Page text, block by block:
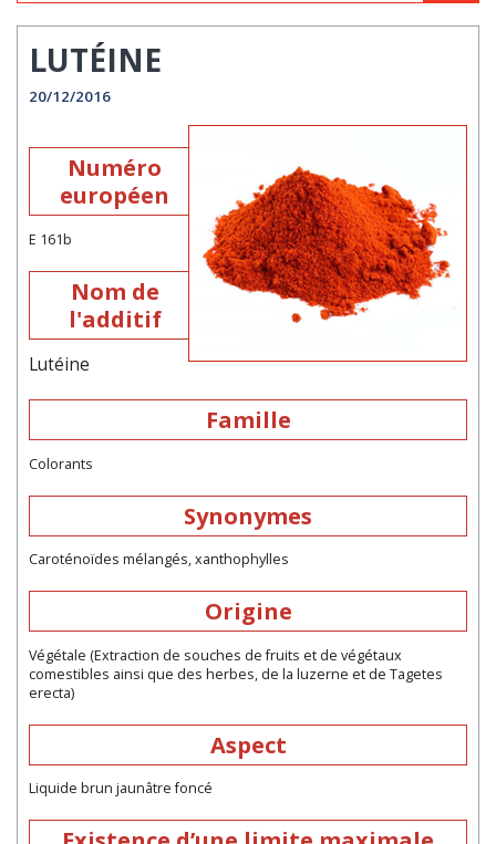
LUTÉINE
20/12/2016
Numéro
européen
E 161b
Nom de
l'additif
Lutéine
Famille
Colorants
Synonymes
Caroténoïdes mélangés, xanthophylles
Origine
Végétale (Extraction de souches de fruits et de végétaux
comestibles ainsi que des herbes, de la luzerne et de Tagetes
erecta)
Aspect
Liquide brun jaunâtre foncé